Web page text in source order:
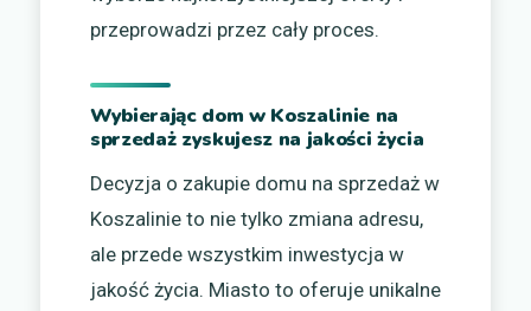
przeprowadzi przez cały proces.
Wybierając dom w Koszalinie na
sprzedaż zyskujesz na jakości życia
Decyzja o zakupie domu na sprzedaż w
Koszalinie to nie tylko zmiana adresu,
ale przede wszystkim inwestycja w
jakość życia. Miasto to oferuje unikalne